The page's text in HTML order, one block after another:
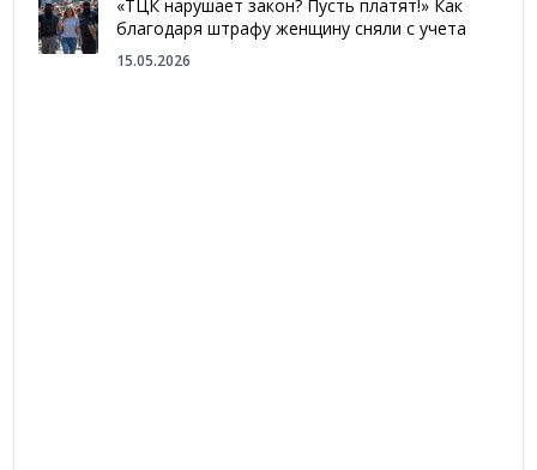
«ТЦК нарушает закон? Пусть платят!» Как
благодаря штрафу женщину сняли с учета
15.05.2026